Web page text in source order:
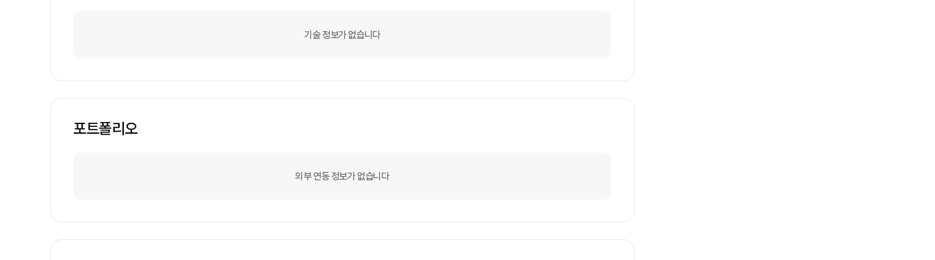
기술 정보가 없습니다
포트폴리오
외부 연동 정보가 없습니다